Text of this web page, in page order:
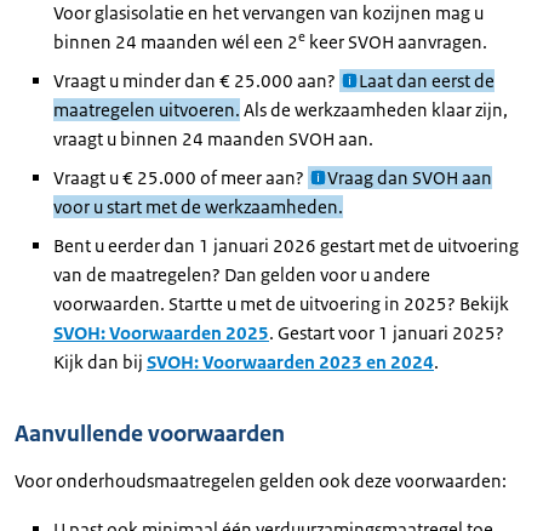
Voor glasisolatie en het vervangen van kozijnen mag u
binnen 24 maanden wél een 2e keer SVOH aanvragen.
Vraagt u minder dan € 25.000 aan?
Laat dan eerst de
maatregelen uitvoeren. Als de werkzaamheden klaar zijn,
vraagt u binnen 24 maanden SVOH aan.
Vraagt u € 25.000 of meer aan?
Vraag dan SVOH aan
voor u start met de werkzaamheden.
Bent u eerder dan 1 januari 2026 gestart met de uitvoering
van de maatregelen? Dan gelden voor u andere
voorwaarden. Startte u met de uitvoering in 2025? Bekijk
SVOH: Voorwaarden 2025. Gestart voor 1 januari 2025?
Kijk dan bij SVOH: Voorwaarden 2023 en 2024.
Aanvullende voorwaarden
Voor onderhoudsmaatregelen gelden ook deze voorwaarden: